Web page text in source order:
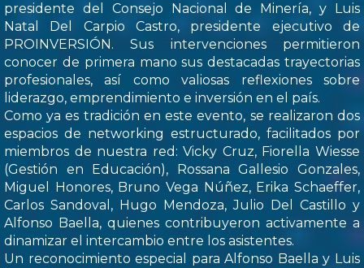
presidente del Consejo Nacional de Minería, y Luis
Natal Del Carpio Castro, presidente ejecutivo de
PROINVERSIÓN. Sus intervenciones permitieron
conocer de primera mano sus destacadas trayectorias
profesionales, así como valiosas reflexiones sobre
liderazgo, emprendimiento e inversión en el país.
Como ya es tradición en este evento, se realizaron dos
espacios de networking estructurado, facilitados por
miembros de nuestra red: Vicky Cruz, Fiorella Wiesse
(Gestión en Educación), Rossana Gallesio Gonzales,
Miguel Honores, Bruno Vega Núñez, Erika Schaeffer,
Carlos Sandoval, Hugo Mendoza, Julio Del Castillo y
Alfonso Baella, quienes contribuyeron activamente a
dinamizar el intercambio entre los asistentes.
Un reconocimiento especial para Alfonso Baella y Luis